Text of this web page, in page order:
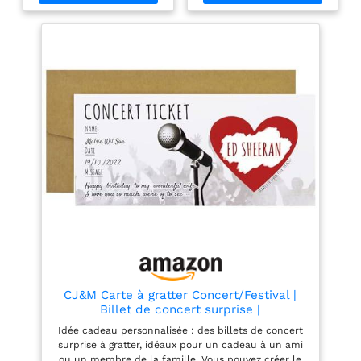
Souvenirs
de garder vos traces de
visible qui aide à repérer
rapidement le contenu
sans feuilleter longtemps,
pratique pour retrouver
un album billet de
collection, un album de
billets ou un billet
souvenir selon vos
besoins Matériau
solution de rangement
vos cartes et photos de la
poussière, tout en
conservant une
présentation propre dans
un album de stockage
souvenirs classés et
de repérer rapidement le
protéger cartes et photos
de la poussière et des
frottements lors du
rangement à la maison
ou en déplacement
Matériau Plastique:
Fabriqué en plastique,
conserver vos billets et
de stockage léger à
manipuler et adapté à
une utilisation régulière
Format Compact: Avec
des dimensions d’environ
CJ&M Carte à gratter Concert/Festival |
Billet de concert surprise |
Personnalisable - Concert, Festival,
Spectacle | Anniversaire, Noël
Idée cadeau personnalisée : des billets de concert
surprise à gratter, idéaux pour un cadeau à un ami